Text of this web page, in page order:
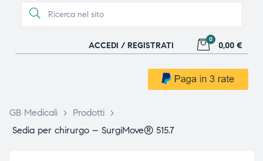
ACCEDI / REGISTRATI
0
0,00 €
GB Medicali > Prodotti
>
Sedia per chirurgo – SurgiMove® 515.7